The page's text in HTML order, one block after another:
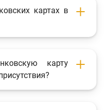
картах в
карту